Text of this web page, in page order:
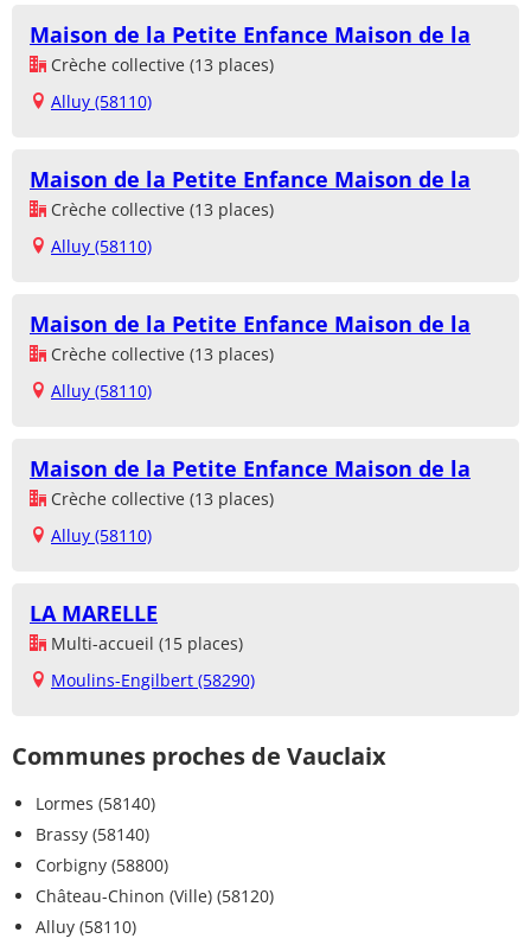
Maison de la Petite Enfance Maison de la
Crèche collective (13 places)
Alluy (58110)
Maison de la Petite Enfance Maison de la
Crèche collective (13 places)
Alluy (58110)
Maison de la Petite Enfance Maison de la
Crèche collective (13 places)
Alluy (58110)
Maison de la Petite Enfance Maison de la
Crèche collective (13 places)
Alluy (58110)
LA MARELLE
Multi-accueil (15 places)
Moulins-Engilbert (58290)
Communes proches de Vauclaix
Lormes (58140)
Brassy (58140)
Corbigny (58800)
Château-Chinon (Ville) (58120)
Alluy (58110)